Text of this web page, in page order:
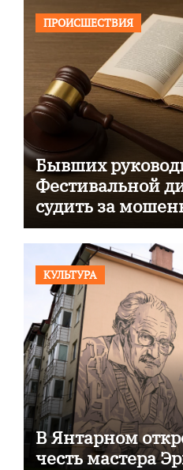
ПРОИСШЕСТВИЯ
Бывших
Фестивальной
судить за
КУЛЬТУРА
В Янтарном
честь мастера